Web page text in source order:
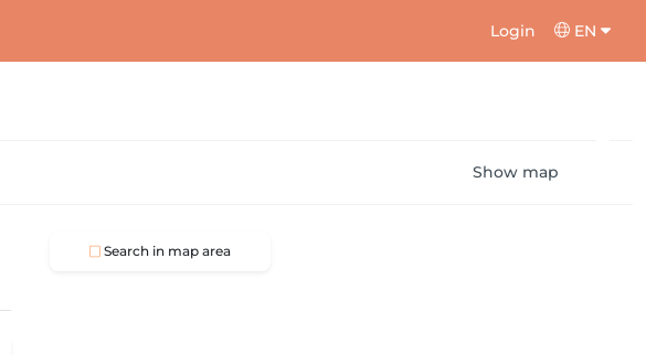
Login EN
Show map
Search in map area